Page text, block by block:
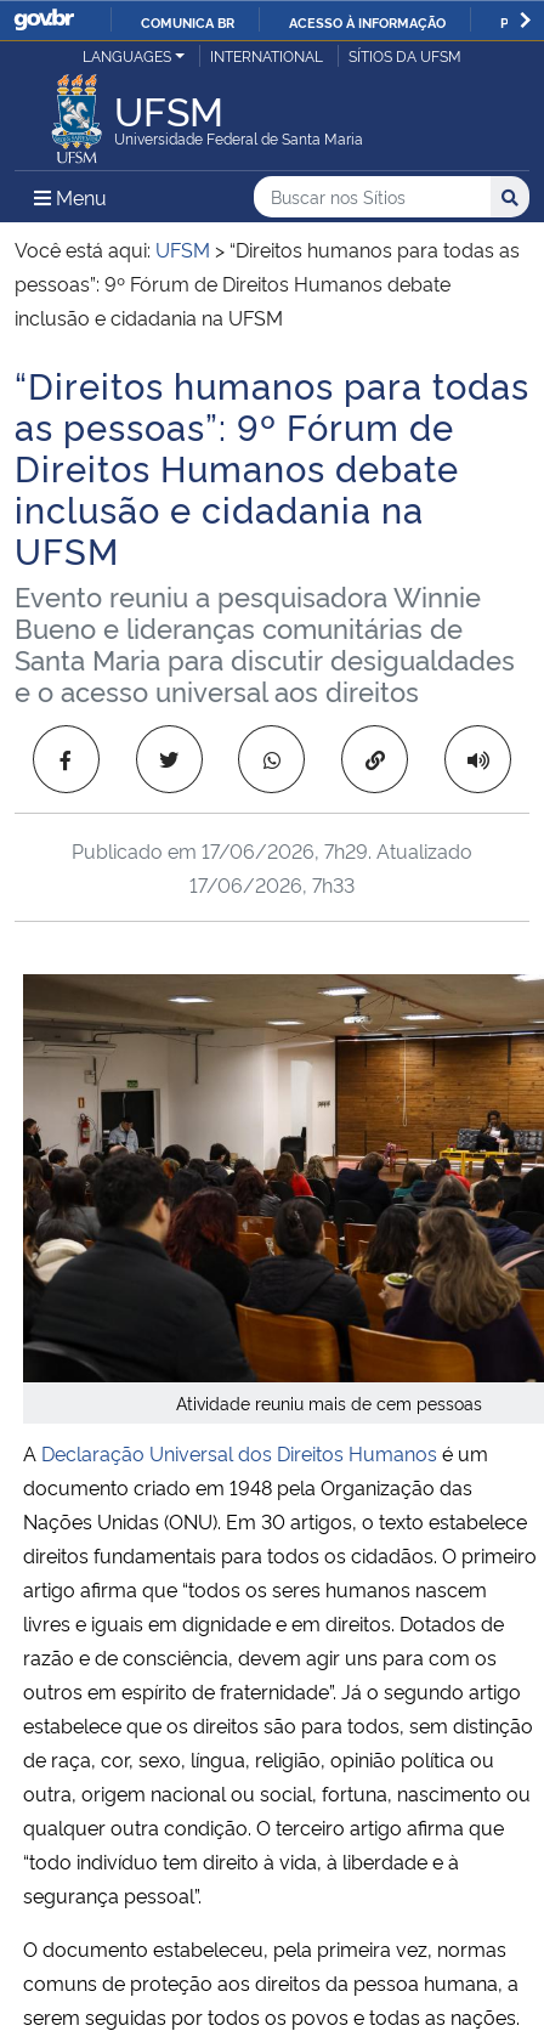
IR
COMUNICA BR ACESSO À INFORMAÇÃO
Ministério da Justiça e Segurança Pública
Ministério da Defesa
Ministério das Relações Exteriores
Ministério da Economia
Ministério da Infraestrutura
Ministério da Agricultura, Pecuária e Abastecimento
Ministério da Educação
Ministério da Cidadania
Ministério da Saúde
Ministério de Minas e Energia
Ministério da Ciência, Tecnologia, Inovações e Comunicações
Controladoria-Geral da União
Ministério da Mulher, da Família e dos Direitos Humanos
Secretaria-Geral
Secretaria de Governo
Gabinete de Segurança Institucional
Advocacia-Geral da União
Planalto
LANGUAGES INTERNATIONAL SÍTIOS DA UFSM
UFSM
Universidade Federal de Santa Maria
Menu Menu Principal do Sítio
Busca
Buscar no nos Sítios
Busca:
Você está aqui: UFSM > “Direitos humanos para todas as
pessoas”: 9º Fórum de Direitos Humanos debate
inclusão e cidadania na UFSM
Início do conteúdo
“Direitos humanos para todas
as pessoas”: 9º Fórum de
Direitos Humanos debate
inclusão e cidadania na
UFSM
Evento reuniu a pesquisadora Winnie
Bueno e lideranças comunitárias de
Santa Maria para discutir desigualdades
e o acesso universal aos direitos
Copiar para área
Publicado em 17/06/2026, 7h29. Atualizado
17/06/2026, 7h33
Atividade reuniu mais de cem pessoas
A Declaração Universal dos Direitos Humanos é um
documento criado em 1948 pela Organização das
Nações Unidas (ONU). Em 30 artigos, o texto estabelece
direitos fundamentais para todos os cidadãos. O primeiro
artigo afirma que “todos os seres humanos nascem
livres e iguais em dignidade e em direitos. Dotados de
razão e de consciência, devem agir uns para com os
outros em espírito de fraternidade”. Já o segundo artigo
estabelece que os direitos são para todos, sem distinção
de raça, cor, sexo, língua, religião, opinião política ou
outra, origem nacional ou social, fortuna, nascimento ou
qualquer outra condição. O terceiro artigo afirma que
“todo indivíduo tem direito à vida, à liberdade e à
segurança pessoal”.
O documento estabeleceu, pela primeira vez, normas
comuns de proteção aos direitos da pessoa humana, a
serem seguidas por todos os povos e todas as nações.